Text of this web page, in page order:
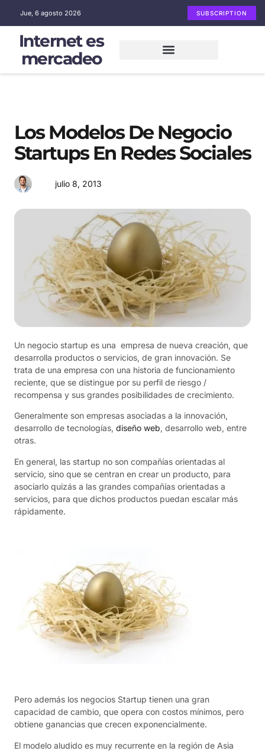
Jue, 6 agosto 2026 SUBSCRIPTION
Internet es
mercadeo
Los Modelos De Negocio
Startups En Redes Sociales
julio 8, 2013
Un negocio startup es una empresa de nueva creación, que
desarrolla productos o servicios, de gran innovación. Se
trata de una empresa con una historia de funcionamiento
reciente, que se distingue por su perfil de riesgo /
recompensa y sus grandes posibilidades de crecimiento.
Generalmente son empresas asociadas a la innovación,
desarrollo de tecnologías, diseño web, desarrollo web, entre
otras.
En general, las startup no son compañías orientadas al
servicio, sino que se centran en crear un producto, para
asociarlo quizás a las grandes compañías orientadas a
servicios, para que dichos productos puedan escalar más
rápidamente.
Pero además los negocios Startup tienen una gran
capacidad de cambio, que opera con costos mínimos, pero
obtiene ganancias que crecen exponencialmente.
El modelo aludido es muy recurrente en la región de Asia